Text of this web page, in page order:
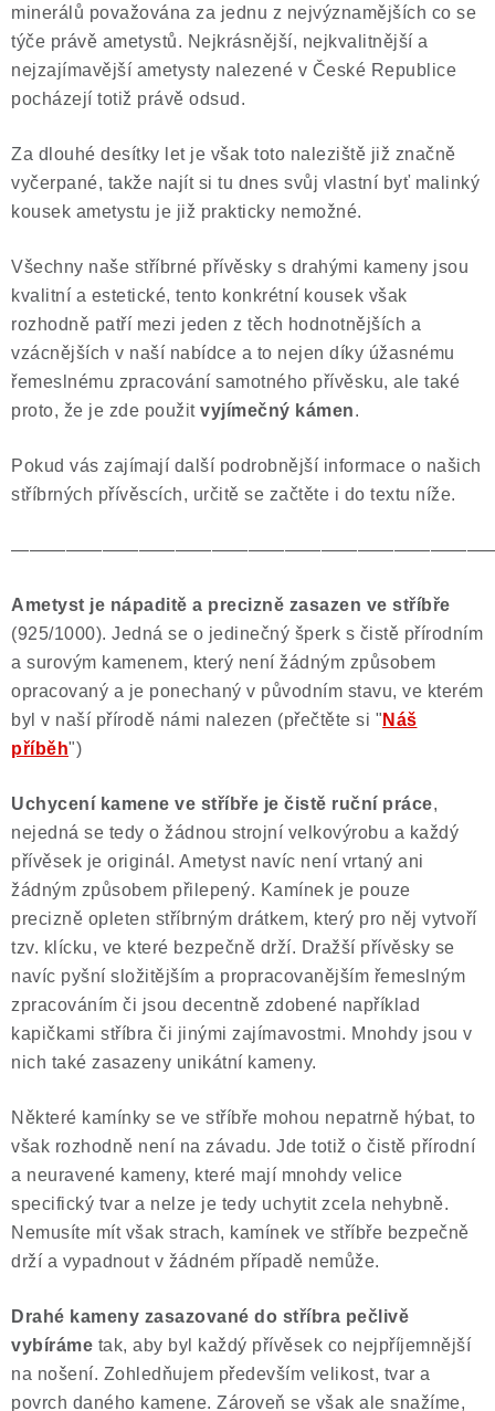
minerálů považována za jednu z nejvýznamějších co se
týče právě ametystů. Nejkrásnější, nejkvalitnější a
nejzajímavější ametysty nalezené v České Republice
pocházejí totiž právě odsud.
Za dlouhé desítky let je však toto naleziště již značně
vyčerpané, takže najít si tu dnes svůj vlastní byť malinký
kousek ametystu je již prakticky nemožné.
Všechny naše stříbrné přívěsky s drahými kameny jsou
kvalitní a estetické, tento konkrétní kousek však
rozhodně patří mezi jeden z těch hodnotnějších a
vzácnějších v naší nabídce a to nejen díky úžasnému
řemeslnému zpracování samotného přívěsku, ale také
proto, že je zde použit vyjímečný kámen.
Pokud vás zajímají další podrobnější informace o našich
stříbrných přívěscích, určitě se začtěte i do textu níže.
Ametyst je nápaditě a precizně zasazen ve stříbře
(925/1000). Jedná se o jedinečný šperk s čistě přírodním
a surovým kamenem, který není žádným způsobem
opracovaný a je ponechaný v původním stavu, ve kterém
byl v naší přírodě námi nalezen (přečtěte si " Náš
příběh")
Uchycení kamene ve stříbře je čistě ruční práce,
nejedná se tedy o žádnou strojní velkovýrobu a každý
přívěsek je originál. Ametyst navíc není vrtaný ani
žádným způsobem přilepený. Kamínek je pouze
precizně opleten stříbrným drátkem, který pro něj vytvoří
tzv. klícku, ve které bezpečně drží. Dražší přívěsky se
navíc pyšní složitějším a propracovanějším řemeslným
zpracováním či jsou decentně zdobené například
kapičkami stříbra či jinými zajímavostmi. Mnohdy jsou v
nich také zasazeny unikátní kameny.
Některé kamínky se ve stříbře mohou nepatrně hýbat, to
však rozhodně není na závadu. Jde totiž o čistě přírodní
a neuravené kameny, které mají mnohdy velice
specifický tvar a nelze je tedy uchytit zcela nehybně.
Nemusíte mít však strach, kamínek ve stříbře bezpečně
drží a vypadnout v žádném případě nemůže.
Drahé kameny zasazované do stříbra pečlivě
vybíráme tak, aby byl každý přívěsek co nejpříjemnější
na nošení. Zohledňujem především velikost, tvar a
povrch daného kamene. Zároveň se však ale snažíme,